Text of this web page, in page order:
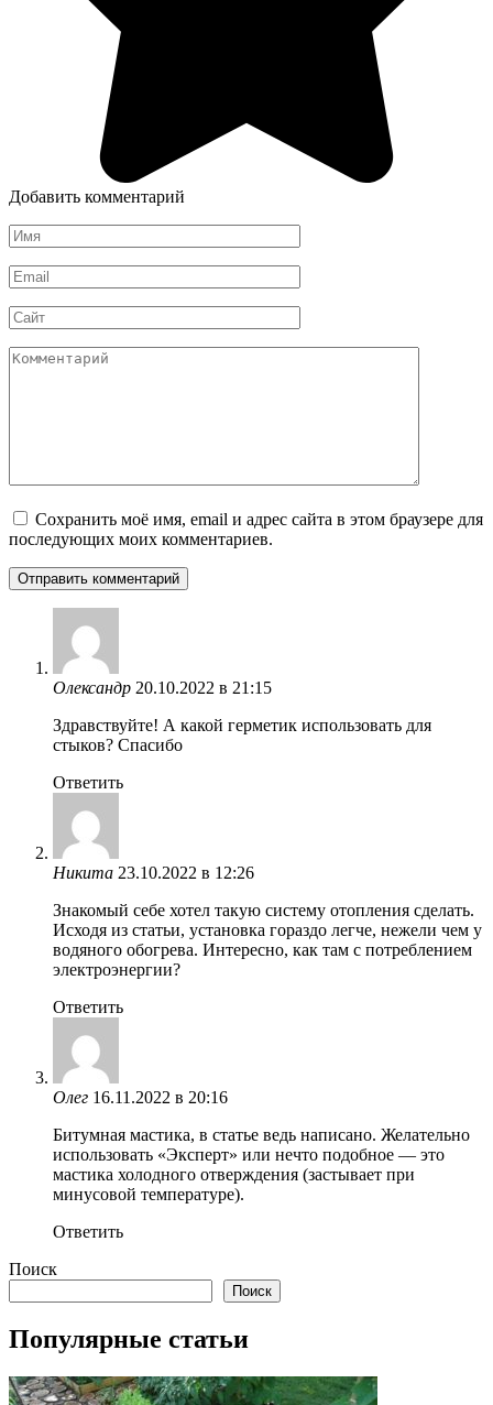
Добавить комментарий
Имя
*
Email
*
Сайт
Комментарий
Сохранить моё имя, email и адрес сайта в этом браузере для
последующих моих комментариев.
Олександр 20.10.2022 в 21:15
Здравствуйте! А какой герметик использовать для
стыков? Спасибо
Ответить
Никита 23.10.2022 в 12:26
Знакомый себе хотел такую систему отопления сделать.
Исходя из статьи, установка гораздо легче, нежели чем у
водяного обогрева. Интересно, как там с потреблением
электроэнергии?
Ответить
Олег 16.11.2022 в 20:16
Битумная мастика, в статье ведь написано. Желательно
использовать «Эксперт» или нечто подобное — это
мастика холодного отверждения (застывает при
минусовой температуре).
Ответить
Поиск
Поиск
Популярные статьи